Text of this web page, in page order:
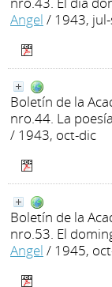
Angel / 1943,
Boletín de la
nro.44. La
/ 1943, oct-dic
Boletín de la
nro.53. El
Angel / 1945,